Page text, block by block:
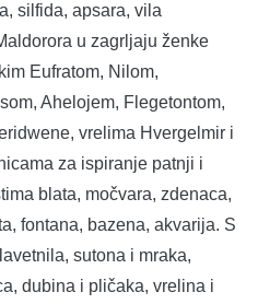
silfida, apsara, vila
u zagrljaju ženke
Eufratom, Nilom,
Ahelojem, Flegetontom,
vrelima Hvergelmir i
za ispiranje patnji i
blata, močvara, zdenaca,
fontana, bazena, akvarija. S
sutona i mraka,
dubina i pličaka, vrelina i